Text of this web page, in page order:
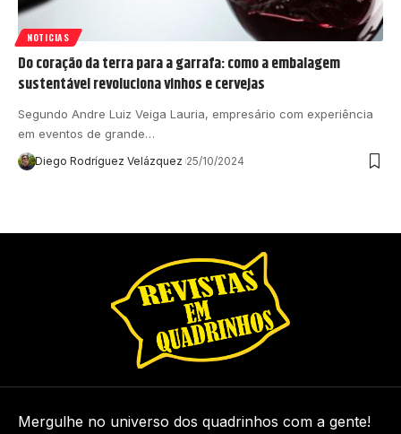
NOTICIAS
Do coração da terra para a garrafa: como a embalagem
sustentável revoluciona vinhos e cervejas
Segundo Andre Luiz Veiga Lauria, empresário com experiência
em eventos de grande…
Diego Rodríguez Velázquez 25/10/2024
Mergulhe no universo dos quadrinhos com a gente!